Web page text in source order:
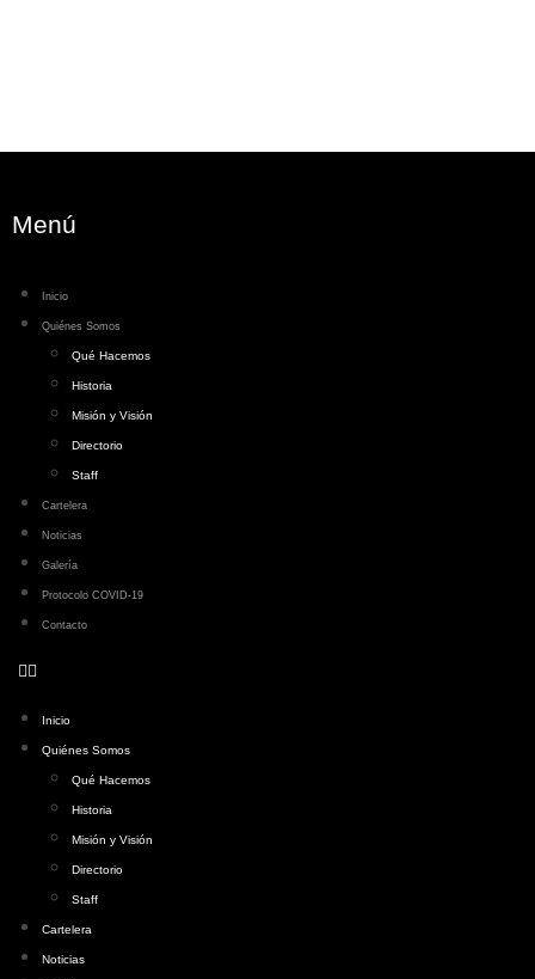
Menú
Inicio
Quiénes Somos
Qué Hacemos
Historia
Misión y Visión
Directorio
Staff
Cartelera
Noticias
Galería
Protocolo COVID-19
Contacto
Inicio
Quiénes Somos
Qué Hacemos
Historia
Misión y Visión
Directorio
Staff
Cartelera
Noticias